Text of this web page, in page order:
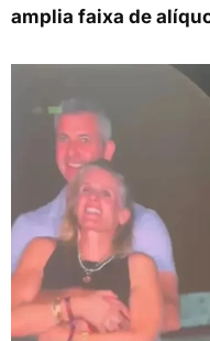
amplia faixa de